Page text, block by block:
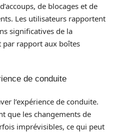
de blocages et de
Les utilisateurs rapportent
significatives de la
rapport aux boîtes
de conduite
l’expérience de conduite.
que les changements de
imprévisibles, ce qui peut